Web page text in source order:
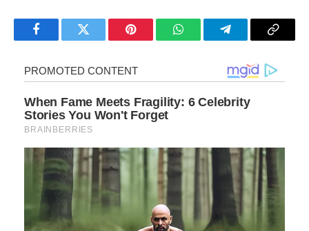
FacebookTwitter Pinterest WhatsAppTelegramCopy